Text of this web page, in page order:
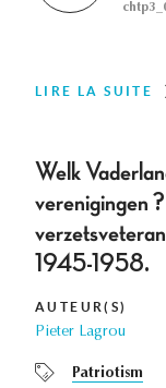
LIRE LA SUITE
Welk
verenigingen
1945-1958.
AUTEUR(S)
Pieter Lagrou
Patriotism